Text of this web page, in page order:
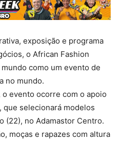
exposição e programa
o African Fashion
como um evento de
no mundo.
evento ocorre com o apoio
que selecionará modelos
(22), no Adamastor Centro.
moças e rapazes com altura